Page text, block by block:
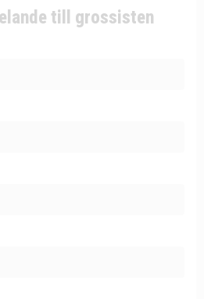
till grossisten